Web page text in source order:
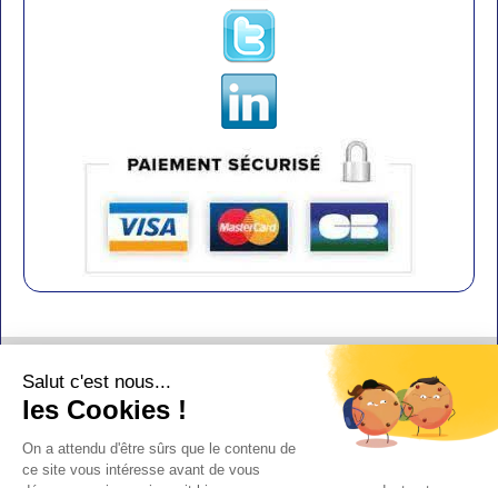
Salut c'est nous...
les Cookies !
On a attendu d'être sûrs que le contenu de
ce site vous intéresse avant de vous